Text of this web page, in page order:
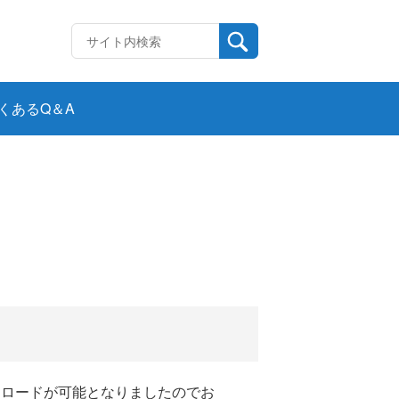
あるQ＆A
ードが可能となりましたのでお